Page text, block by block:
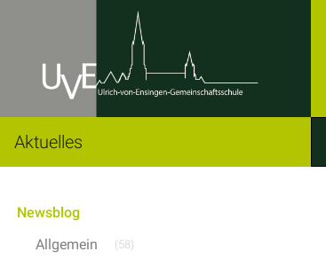
Aktuelles
Newsblog
Allgemein
(58)